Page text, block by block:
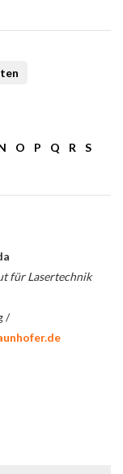
O P Q R
S
für Lasertechnik
/